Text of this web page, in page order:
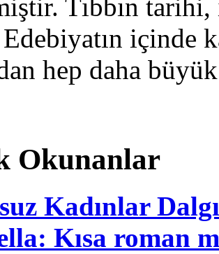
Tıbbın
Edebiyatın içinde
hep daha
Okunanlar
Kadınlar
Kısa roman